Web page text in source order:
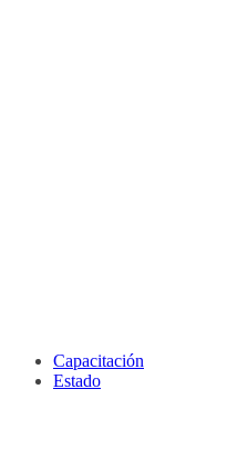
Capacitación
Estado